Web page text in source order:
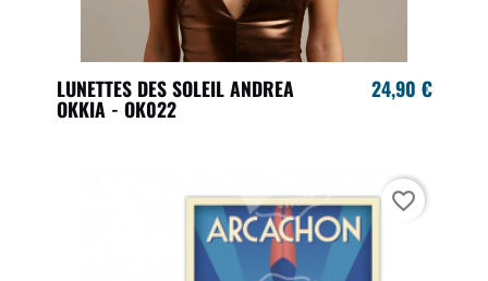
LUNETTES DES SOLEIL ANDREA
OKKIA - OK022
24,90 €
favorite_border